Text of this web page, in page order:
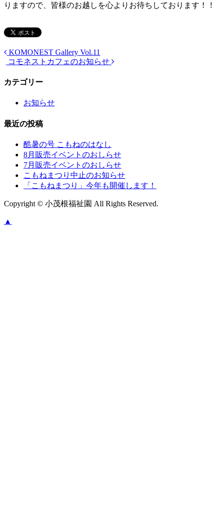
りますので、皆様のお越しを心よりお待ちしております！！
KOMONEST Gallery Vol.11
コモネストカフェのお知らせ
カテゴリー
お知らせ
最近の投稿
酷暑の号 こもねのはなし
8月販売イベントのおしらせ
7月販売イベントのおしらせ
こもねまつり中止のお知らせ
「こもねまつり」今年も開催します！
Copyright © 小茂根福祉園 All Rights Reserved.
▲